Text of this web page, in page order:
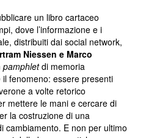
un libro cartaceo
dove l’informazione e i
distribuiti dai social network,
Niessen e Marco
pamphletdi memoria
fenomeno: essere presenti
a volte retorico
mettere le mani e cercare di
la costruzione di una
cambiamento. E non per ultimo